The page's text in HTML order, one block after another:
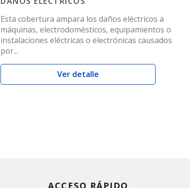
Esta cobertura ampara los daños eléctricos a
máquinas, electrodomésticos, equipamientos o
instalaciones eléctricas o electrónicas causados
por...
Ver detalle
ACCESO RÁPIDO